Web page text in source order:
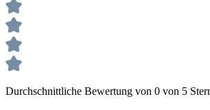
Durchschnittliche Bewertung von 0 von 5